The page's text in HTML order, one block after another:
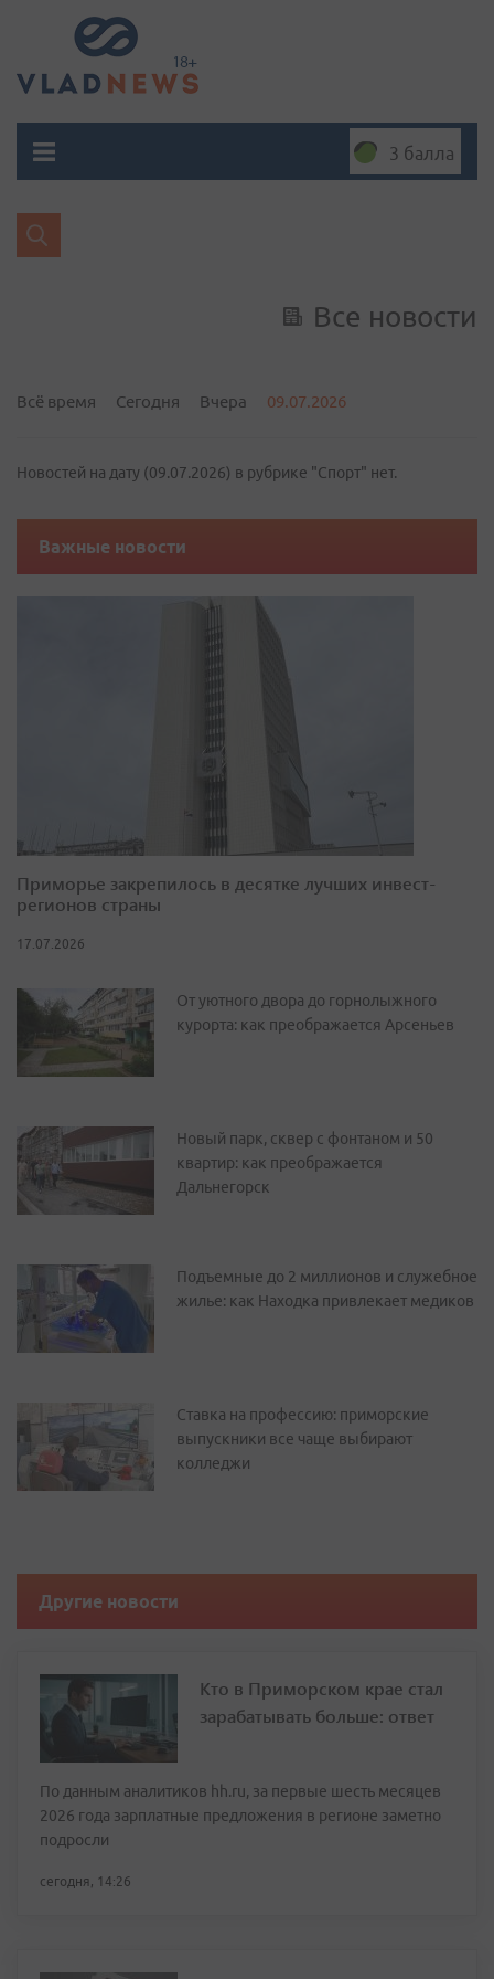
3 балла
Все новости
Всё время Сегодня Вчера 09.07.2026
Новостей на дату (09.07.2026) в рубрике "Спорт" нет.
Важные новости
Приморье закрепилось в десятке лучших инвест-
регионов страны
17.07.2026
От уютного двора до горнолыжного
курорта: как преображается Арсеньев
Новый парк, сквер с фонтаном и 50
квартир: как преображается
Дальнегорск
Подъемные до 2 миллионов и служебное
жилье: как Находка привлекает медиков
Ставка на профессию: приморские
выпускники все чаще выбирают
колледжи
Другие новости
Кто в Приморском крае стал
зарабатывать больше: ответ
По данным аналитиков hh.ru, за первые шесть месяцев
2026 года зарплатные предложения в регионе заметно
подросли
сегодня, 14:26